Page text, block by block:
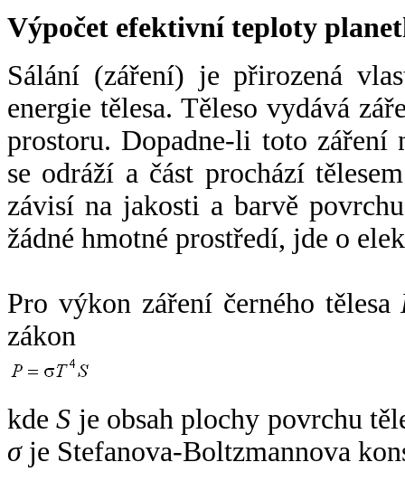
Výpočet efektivní teploty
Sálání (záření) je přirozená
energie tělesa. Těleso vydává
prostoru. Dopadne-li toto záření
se odráží a část prochází
závisí na jakosti a barvě
žádné hmotné prostředí, jde o
Pro výkon záření černého tělesa
zákon
kdeS je obsah plochy povrchu
σje Stefanova-Boltzmannova